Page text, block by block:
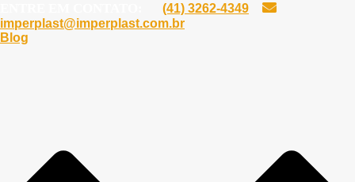
(41) 3262-4349
imperplast@imperplast.com.br
Blog